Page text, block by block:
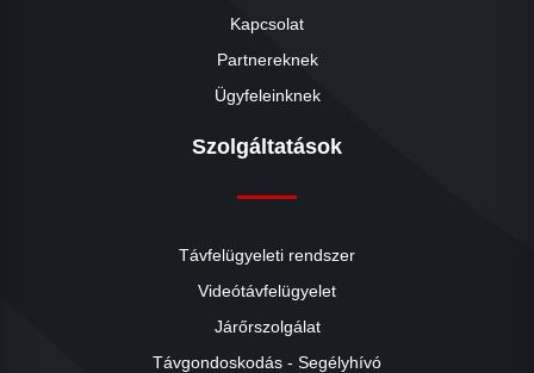
Kapcsolat
Partnereknek
Ügyfeleinknek
Szolgáltatások
Távfelügyeleti rendszer
Videótávfelügyelet
Járőrszolgálat
Távgondoskodás - Segélyhívó